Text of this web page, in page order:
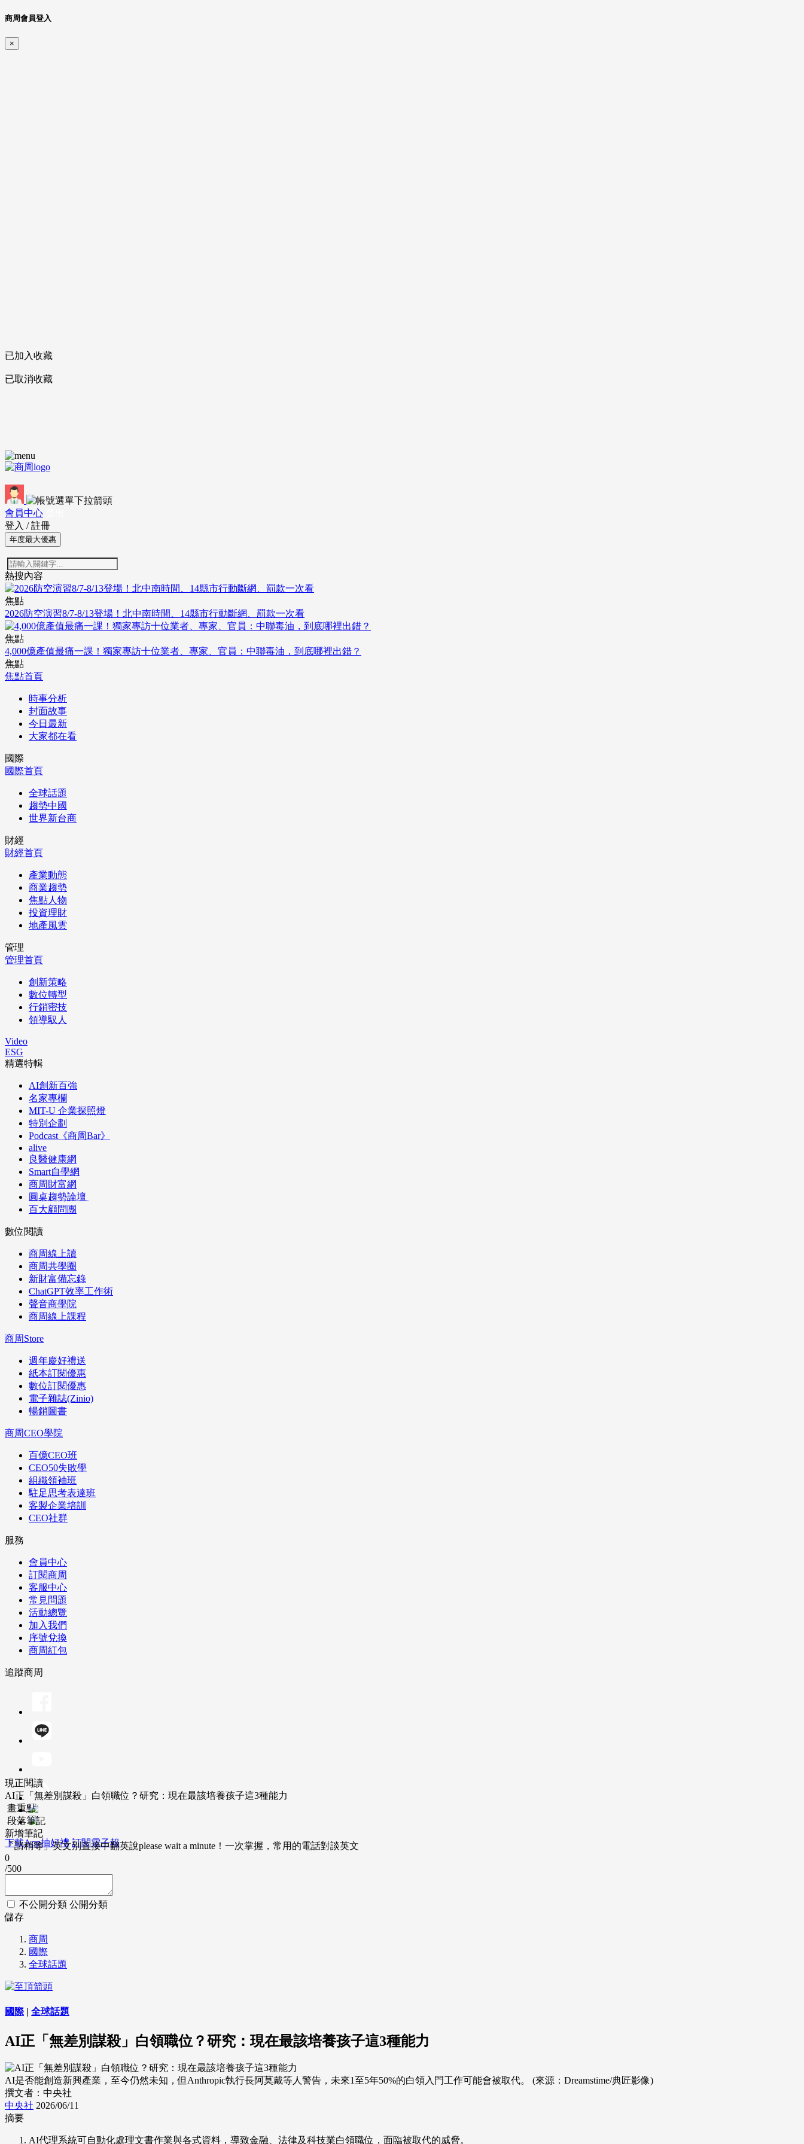
商周會員登入
×
已加入收藏
已取消收藏
會員中心
登入 / 註冊
年度最大優惠
熱搜內容
焦點
2026防空演習8/7-8/13登場！北中南時間、14縣市行動斷網、罰款一次看
焦點
4,000億產值最痛一課！獨家專訪十位業者、專家、官員：中聯毒油，到底哪裡出錯？
焦點
焦點首頁
時事分析
封面故事
今日最新
大家都在看
國際
國際首頁
全球話題
趨勢中國
世界新台商
財經
財經首頁
產業動態
商業趨勢
焦點人物
投資理財
地產風雲
管理
管理首頁
創新策略
數位轉型
行銷密技
領導馭人
Video
ESG
精選特輯
AI創新百強
名家專欄
MIT-U 企業探照燈
特別企劃
Podcast《商周Bar》
alive
良醫健康網
Smart自學網
商周財富網
圓桌趨勢論壇
百大顧問團
數位閱讀
商周線上讀
商周共學圈
新財富備忘錄
ChatGPT效率工作術
聲音商學院
商周線上課程
商周Store
週年慶好禮送
紙本訂閱優惠
數位訂閱優惠
電子雜誌(Zinio)
暢銷圖書
商周CEO學院
百億CEO班
CEO50失敗學
組織領袖班
駐足思考表達班
客製企業培訓
CEO社群
服務
會員中心
訂閱商周
客服中心
常見問題
活動總覽
加入我們
序號兌換
商周紅包
追蹤商周
下載App抽好禮 訂閱電子報
現正閱讀
AI正「無差別謀殺」白領職位？研究：現在最該培養孩子這3種能力
畫重點
段落筆記
新增筆記
「請稍等」英文別直接中翻英說please wait a minute！一次掌握，常用的電話對談英文
0
/500
不公開分類 公開分類
儲存
商周
國際
全球話題
國際| 全球話題
AI正「無差別謀殺」白領職位？研究：現在最該培養孩子這3種能力
AI是否能創造新興產業，至今仍然未知，但Anthropic執行長阿莫戴等人警告，未來1至5年50%的白領入門工作可能會被取代。 (來源：Dreamstime/典匠影像)
撰文者：中央社
中央社 2026/06/11
摘要
AI代理系統可自動化處理文書作業與各式資料，導致金融、法律及科技業白領職位，面臨被取代的威脅。